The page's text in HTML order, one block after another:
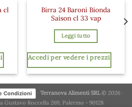
ai preferiti
cl
Birra 24 Baroni Bionda
Saison cl 33 vap
Leggi tutto
Accedi per vedere i prezzi
Condizioni · Terranova Alimenti SRL© 2026 ·
Gustavo Roccella 269, Palermo - 90128